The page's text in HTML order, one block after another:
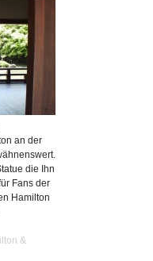
an der
die Ihn
Fans der
Hamilton
&